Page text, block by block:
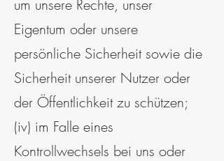
um unsere Rechte, unser
Eigentum oder unsere
persönliche Sicherheit sowie die
Sicherheit unserer Nutzer oder
der Öffentlichkeit zu schützen;
(iv) im Falle eines
Kontrollwechsels bei uns oder